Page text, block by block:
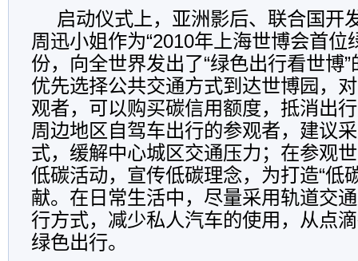
启动仪式上，亚洲影后、联合国开
周迅小姐作为“2010年上海世博会首位
份，向全世界发出了“绿色出行看世博
优先选择公共交通方式到达世博园，
观者，可以购买碳信用额度，抵消出
周边地区自驾车出行的参观者，建议
式，缓解中心城区交通压力；在参观
低碳活动，宣传低碳理念，为打造“低
献。在日常生活中，尽量采用轨道交
行方式，减少私人汽车的使用，从点
绿色出行。